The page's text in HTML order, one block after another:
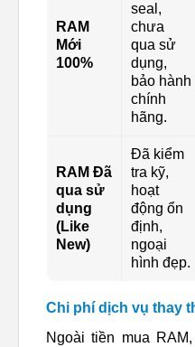
RAM
Mới
100%
seal,
chưa
qua sử
dụng,
bảo hành
chính
hãng.
RAM Đã
qua sử
dụng
(Like
New)
Đã kiểm
tra kỹ,
hoạt
động ổn
định,
ngoại
hình đẹp.
Chi phí dịch vụ thay
Ngoài tiền mua